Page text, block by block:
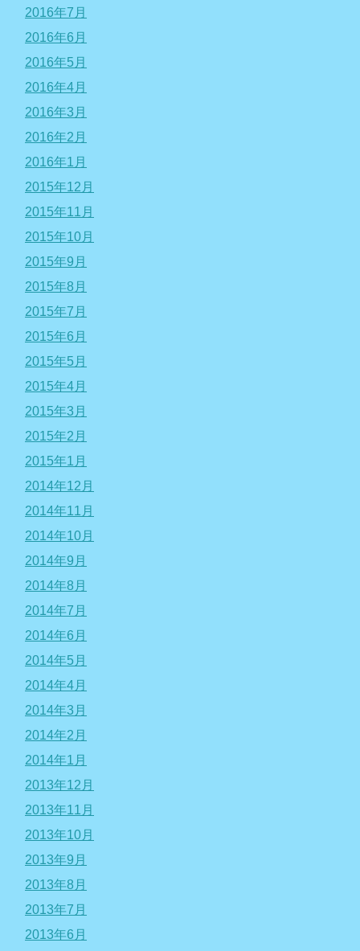
2016年7月
2016年6月
2016年5月
2016年4月
2016年3月
2016年2月
2016年1月
2015年12月
2015年11月
2015年10月
2015年9月
2015年8月
2015年7月
2015年6月
2015年5月
2015年4月
2015年3月
2015年2月
2015年1月
2014年12月
2014年11月
2014年10月
2014年9月
2014年8月
2014年7月
2014年6月
2014年5月
2014年4月
2014年3月
2014年2月
2014年1月
2013年12月
2013年11月
2013年10月
2013年9月
2013年8月
2013年7月
2013年6月